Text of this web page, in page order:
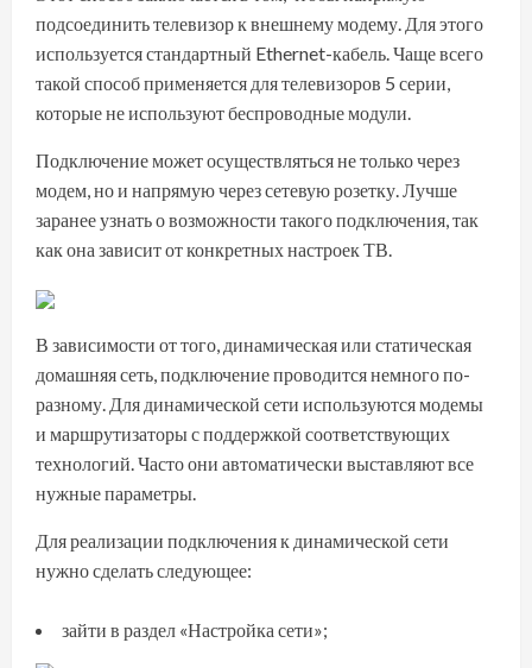
подсоединить телевизор к внешнему модему. Для этого
используется стандартный Ethernet-кабель. Чаще всего
такой способ применяется для телевизоров 5 серии,
которые не используют беспроводные модули.
Подключение может осуществляться не только через
модем, но и напрямую через сетевую розетку. Лучше
заранее узнать о возможности такого подключения, так
как она зависит от конкретных настроек ТВ.
В зависимости от того, динамическая или статическая
домашняя сеть, подключение проводится немного по-
разному. Для динамической сети используются модемы
и маршрутизаторы с поддержкой соответствующих
технологий. Часто они автоматически выставляют все
нужные параметры.
Для реализации подключения к динамической сети
нужно сделать следующее:
зайти в раздел «Настройка сети»;